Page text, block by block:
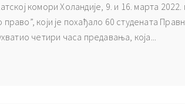
комори Холандије, 9. и 16. марта 2022.
који је похађало 60 студената
четири часа предавања, која...